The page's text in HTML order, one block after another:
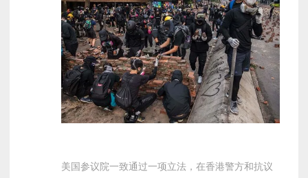
美国参议院一致通过一项立法，在香港警方和抗议